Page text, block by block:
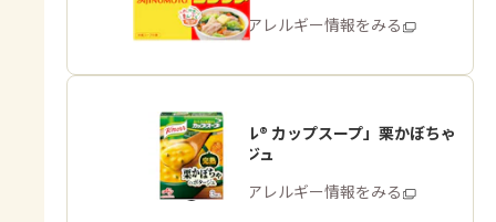
商品・アレルギー情報をみる
「クノール® カップスープ」栗かぼちゃ
のポタージュ
商品・アレルギー情報をみる